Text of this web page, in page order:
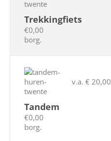
Trekkingfiets
€0,00
borg.
Tandem
€0,00
borg.
v.a. € 20,00